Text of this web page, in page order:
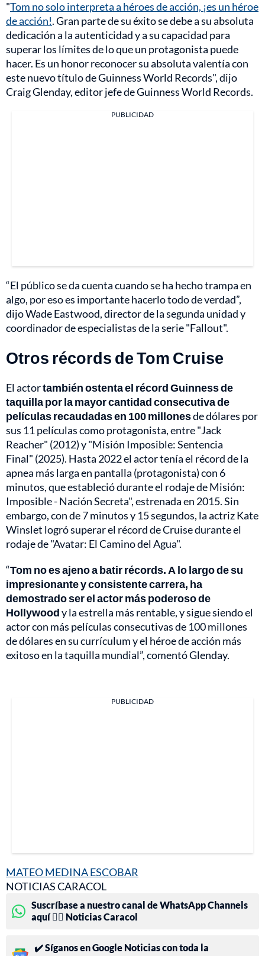
"Tom no solo interpreta a héroes de acción, ¡es un héroe
de acción!. Gran parte de su éxito se debe a su absoluta
dedicación a la autenticidad y a su capacidad para
superar los límites de lo que un protagonista puede
hacer. Es un honor reconocer su absoluta valentía con
este nuevo título de Guinness World Records", dijo
Craig Glenday, editor jefe de Guinness World Records.
PUBLICIDAD
“El público se da cuenta cuando se ha hecho trampa en
algo, por eso es importante hacerlo todo de verdad”,
dijo Wade Eastwood, director de la segunda unidad y
coordinador de especialistas de la serie "Fallout".
Otros récords de Tom Cruise
El actortambién ostenta el récord Guinness de
taquilla por la mayor cantidad consecutiva de
películas recaudadas en 100 millonesde dólares por
sus 11 películas como protagonista, entre "Jack
Reacher" (2012) y "Misión Imposible: Sentencia
Final" (2025). Hasta 2022 el actor tenía el récord de la
apnea más larga en pantalla (protagonista) con 6
minutos, que estableció durante el rodaje de Misión:
Imposible - Nación Secreta", estrenada en 2015. Sin
embargo, con de 7 minutos y 15 segundos, la actriz Kate
Winslet logró superar el récord de Cruise durante el
rodaje de "Avatar: El Camino del Agua".
“Tom no es ajeno a batir récords. A lo largo de su
impresionante y consistente carrera, ha
demostrado ser el actor más poderoso de
Hollywoody la estrella más rentable, y sigue siendo el
actor con más películas consecutivas de 100 millones
de dólares en su currículum y el héroe de acción más
exitoso en la taquilla mundial”, comentó Glenday.
PUBLICIDAD
MATEO MEDINA ESCOBAR
NOTICIAS CARACOL
Suscríbase a nuestro canal de WhatsApp Channels
aquí 👉🏻 Noticias Caracol
✔️ Síganos en Google Noticias con toda la